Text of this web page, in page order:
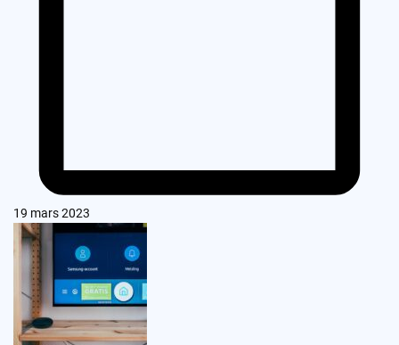
19 mars 2023